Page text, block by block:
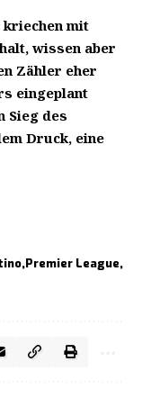
mit
wissen aber
Zähler eher
eingeplant
Sieg des
Druck, eine
Premier League